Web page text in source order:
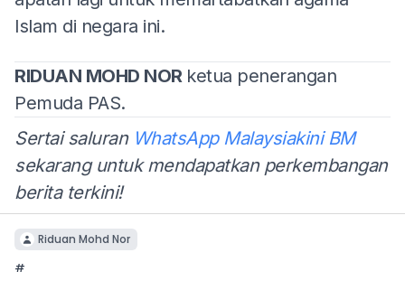
Islam di negara ini.
RIDUAN MOHD NOR ketua penerangan
Pemuda PAS.
Sertai saluran WhatsApp Malaysiakini BM
sekarang untuk mendapatkan perkembangan
berita terkini!
Riduan Mohd Nor
#